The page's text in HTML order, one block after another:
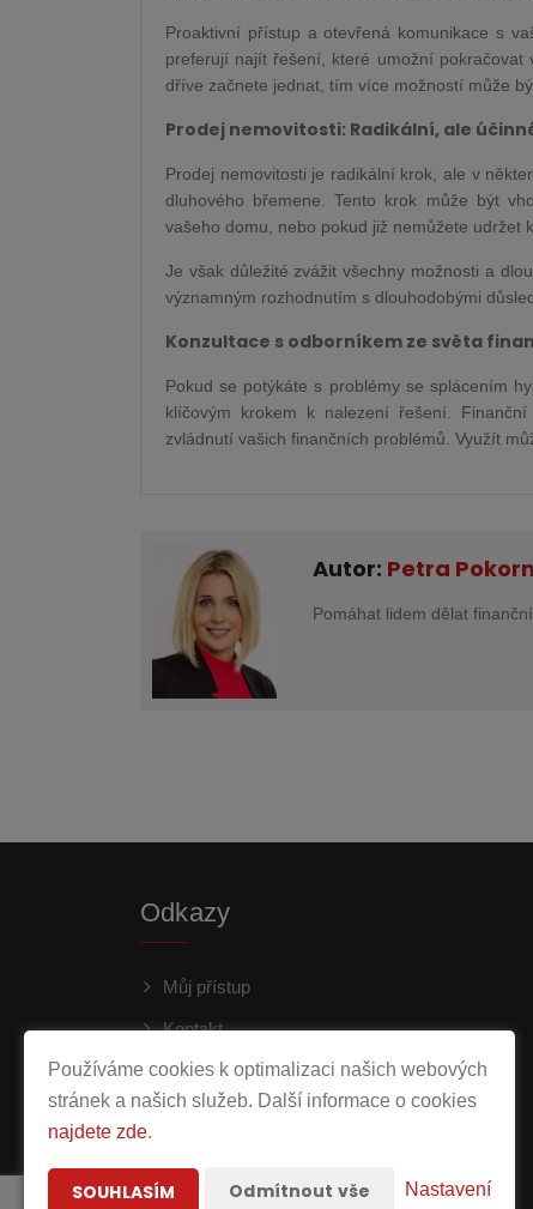
Proaktivní přístup a otevřená komunikace s
preferují najít řešení, které umožní
dříve začnete jednat, tím více možností může
Prodej nemovitosti: Radikální, ale
Prodej nemovitosti je radikální krok, ale v
dluhového břemene. Tento krok může být
vašeho domu, nebo pokud již nemůžete udržet
Je však důležité zvážit všechny možnosti a
významným rozhodnutím s dlouhodobými
Konzultace s odborníkem ze světa
Pokud se potýkáte s problémy se splácením
klíčovým krokem k nalezení řešení.
zvládnutí vašich finančních problémů. Využít
Autor: Petra
Pomáhat lidem dělat
Odkazy
Můj přístup
Kontakt
Ochrana osobních údajů
Používáme cookies k optimalizaci našich webových
stránek a našich služeb. Další informace o cookies
najdete zde.
SOUHLASÍM Odmítnout vše Nastavení